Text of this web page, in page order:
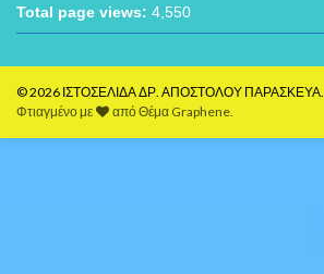
Total page views: 4,550
© 2026 ΙΣΤΟΣΕΛΙΔΑ ΔΡ. ΑΠΟΣΤΟΛΟΥ ΠΑΡΑΣΚΕΥΑ.
Φτιαγμένο με
απόΘέμα Graphene.